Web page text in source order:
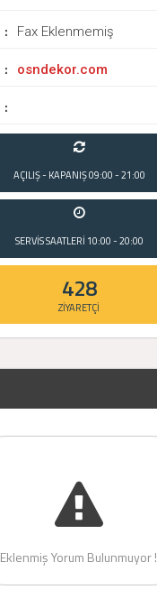
: Fax Eklenmemiş
: osndekor.com
:
AÇILIŞ - KAPANIŞ09:00 - 21:00
SERVİS SAATLERİ 10:00 - 20:00
428
ZİYARETÇİ
Eklenmiş Yorum Bulunmuyor !